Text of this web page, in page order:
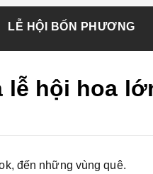
LỄ HỘI BỐN PHƯƠNG
lễ hội hoa
đến những vùng quê.